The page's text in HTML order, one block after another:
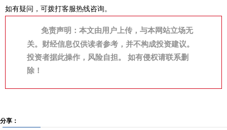
如有疑问，可拨打客服热线咨询。
免责声明：本文由用户上传，与本网站立场无
关。财经信息仅供读者参考，并不构成投资建议。
投资者据此操作，风险自担。 如有侵权请联系删
除！
分享：